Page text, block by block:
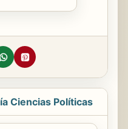
Ciencias Políticas